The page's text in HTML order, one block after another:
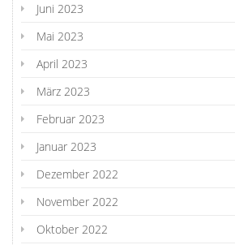
Juni 2023
Mai 2023
April 2023
März 2023
Februar 2023
Januar 2023
Dezember 2022
November 2022
Oktober 2022